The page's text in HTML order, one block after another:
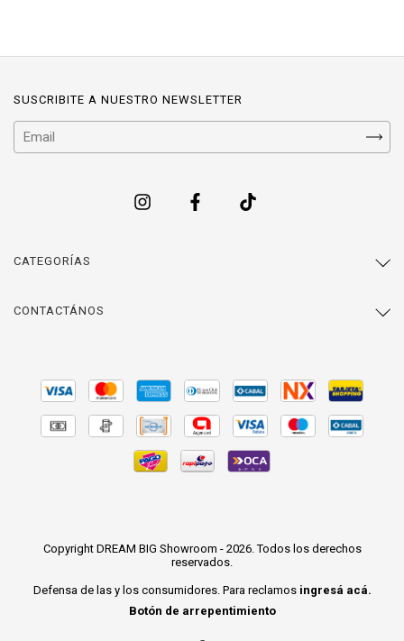
SUSCRIBITE A NUESTRO NEWSLETTER
CATEGORÍAS
CONTACTÁNOS
Copyright DREAM BIG Showroom - 2026. Todos los derechos
reservados.
Defensa de las y los consumidores. Para reclamos ingresá acá.
Botón de arrepentimiento